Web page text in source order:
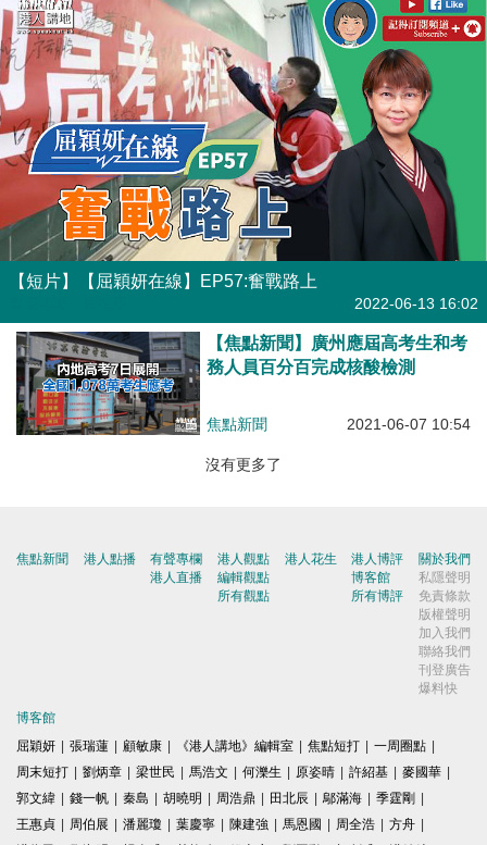
【短片】【屈穎妍在線】EP57:奮戰路上
2022-06-13 16:02
【焦點新聞】廣州應屆高考生和考
務人員百分百完成核酸檢測
焦點新聞 2021-06-07 10:54
沒有更多了
焦點新聞 港人點播
有聲專欄
港人直播
港人觀點
編輯觀點
所有觀點
港人花生
港人博評
博客館
所有博評
關於我們
私隱聲明
免責條款
版權聲明
加入我們
聯絡我們
刊登廣告
爆料快
博客館
屈穎妍 | 張瑞蓮 | 顧敏康 | 《港人講地》編輯室 | 焦點短打 | 一周圈點 |
周末短打 | 劉炳章 | 梁世民 | 馬浩文 | 何濼生 | 原姿晴 | 許紹基 | 麥國華 |
郭文緯 | 錢一帆 | 秦島 | 胡曉明 | 周浩鼎 | 田北辰 | 鄔滿海 | 季霆剛 |
王惠貞 | 周伯展 | 潘麗瓊 | 葉慶寧 | 陳建強 | 馬恩國 | 周全浩 | 方舟 |